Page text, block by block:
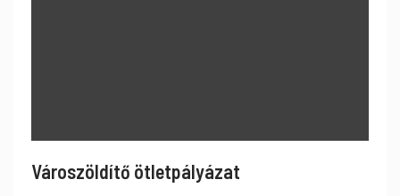
Városzöldítő ötletpályázat